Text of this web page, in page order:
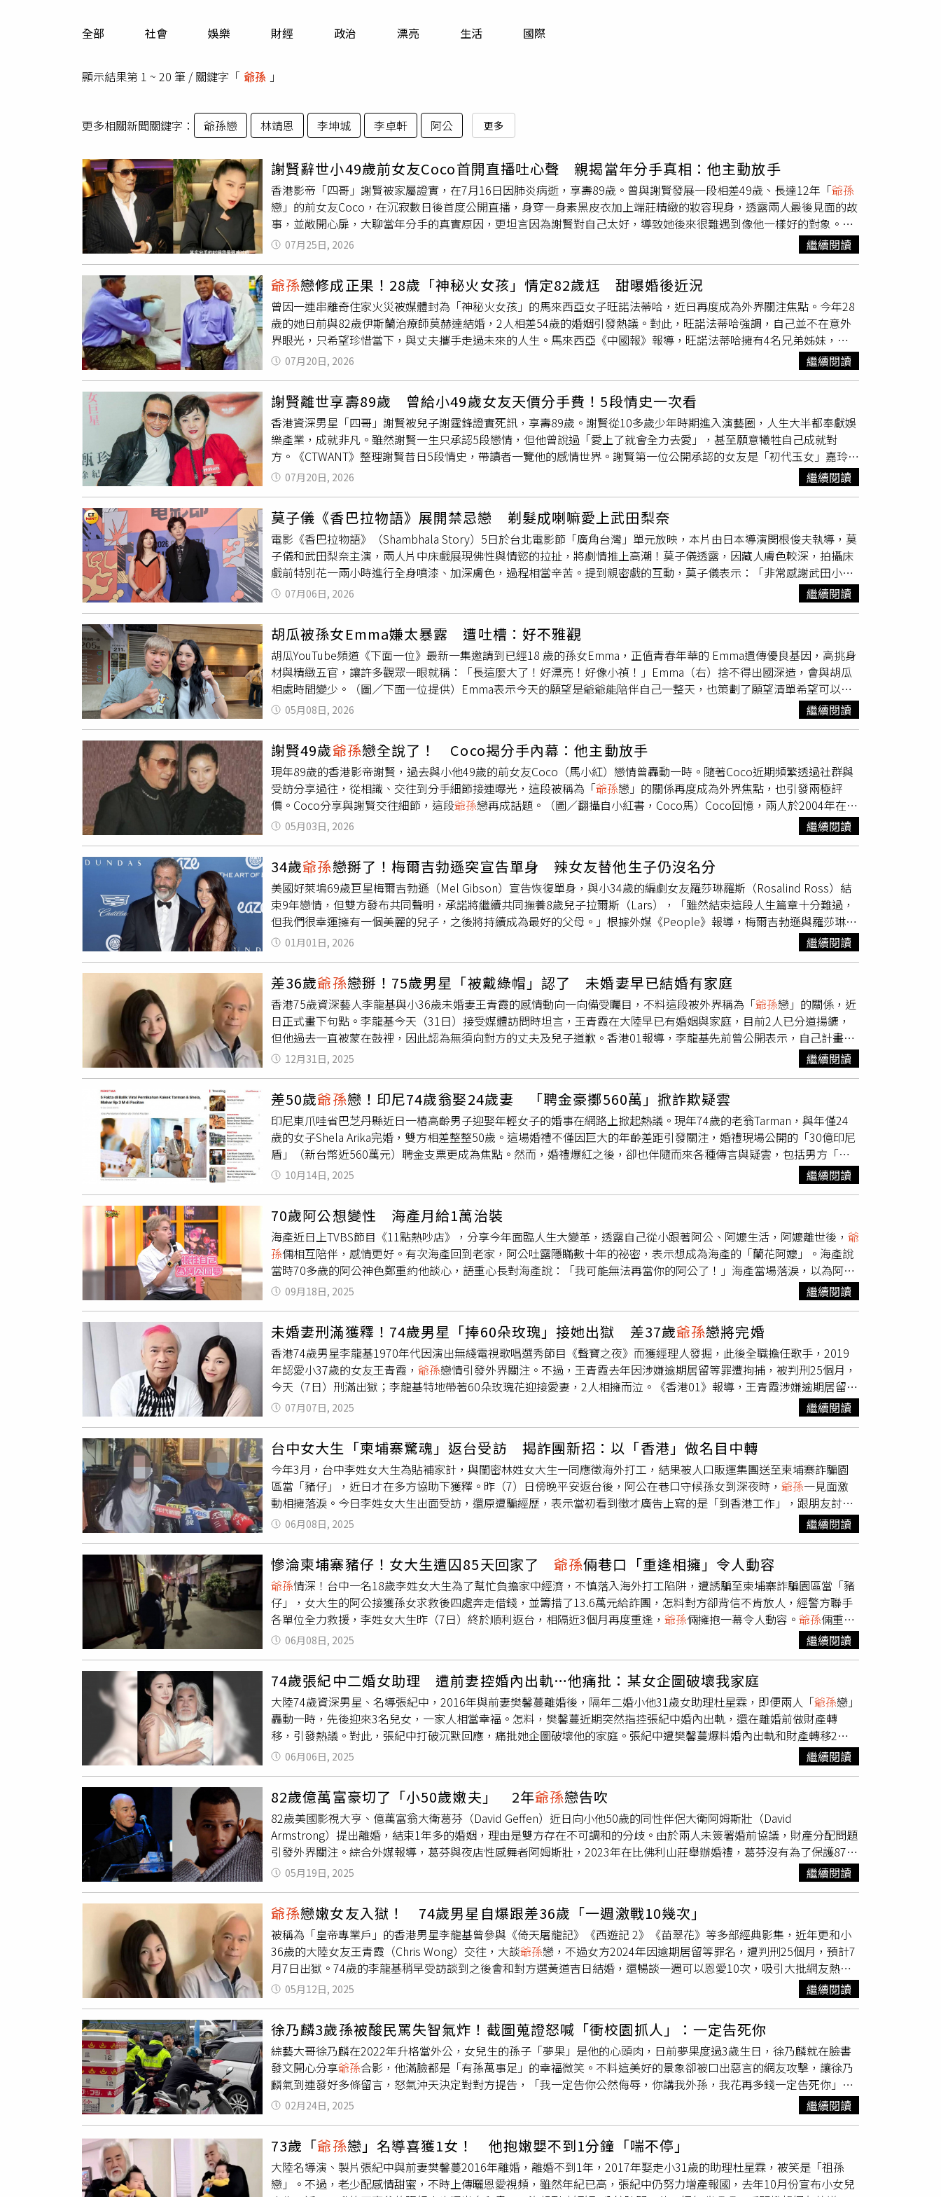
運勢
全部 社會 娛樂 財經 政治 漂亮 生活 國際
顯示結果第 1 ~ 20 筆 / 關鍵字「 爺孫 」
更多相關新聞關鍵字： 爺孫戀 林靖恩 李坤城 李卓軒 阿公 更多
謝賢辭世小49歲前女友Coco首開直播吐心聲 親揭當年分手真相：他主動放手
香港影帝「四哥」謝賢被家屬證實，在7月16日因肺炎病逝，享壽89歲。曾與謝賢發展一段相差49歲、長達12年「爺孫
戀」的前女友Coco，在沉寂數日後首度公開直播，身穿一身素黑皮衣加上端莊精緻的妝容現身，透露兩人最後見面的故
事，並敞開心扉，大聊當年分手的真實原因，更坦言因為謝賢對自己太好，導致她後來很難遇到像他一樣好的對象。在
謝賢辭世消息曝光後，現年41歲的Coco近日終於首度開直播，穿著一身黑的她神情難掩悲傷與落寞，她回憶兩人最後一
次見面是在2018年底，當時因好友造訪香港而共同聚餐，不料飯後的道別竟成了此生的永別；Coco也感性表示，「分
手的時候，我心裡其實特別難過，分開之後一晃就是這麼多年，我們再也沒能相見」。過去傳聞謝賢與Coco是在夜店認
識，但她特地闢謠表示，他們是透過朋友牽線於上海的咖啡廳認識。關於謝賢這個人，Coco大讚他私下溫暖細心且極具
紳士風範，不僅教導她投資理財，甚至在遇到經濟困難時賣掉名車相助，體貼入微的照顧讓她至今銘感於心。談及這段
跨越年齡藩籬的感情為何走入歷史，Coco坦言起因於一次行山活動，當時謝賢在登山過程中體力透支，深刻意識到自己
日漸衰老的身體機能與年輕的Coco存在無法跨越的差距，因不願耽誤女方的未來與青春，才主動選擇放手、減少聯繫。
面對這份體貼，Coco雖然極度不捨，最終仍選擇尊重對方的決定，兩人最終以一個深情的擁抱，為這段長達12年的深厚
情誼畫下句點。不過，Coco與謝賢這段刻骨銘心的經歷，也對她後來的感情生活帶來深遠影響；她直言謝賢在自己生命
中扮演著「如父、如兄、如友」的多重角色，給予了極致的寵愛，導致她分手後在擇偶時常陷入尋找相同對象的困境，
事後才發現這幾乎是無法複製的條件。
07月25日, 2026 繼續閱讀
爺孫戀修成正果！28歲「神秘火女孩」情定82歲尪 甜曝婚後近況
曾因一連串離奇住家火災被媒體封為「神秘火女孩」的馬來西亞女子旺諾法蒂哈，近日再度成為外界關注焦點。今年28
歲的她日前與82歲伊斯蘭治療師莫赫達結婚，2人相差54歲的婚姻引發熱議。對此，旺諾法蒂哈強調，自己並不在意外
界眼光，只希望珍惜當下，與丈夫攜手走過未來的人生。馬來西亞《中國報》報導，旺諾法蒂哈擁有4名兄弟姊妹，在
家中排行第二。多年前，她與家人居住在默羅德甘榜古邦特拉時，住家接連發生多起無法解釋的神秘火災，相關事件一
度被當地媒體大幅報導，也讓她因此被冠上「神秘火女孩」的稱號，長年受到外界關注。她近日受訪表示，自己與莫赫
伊斯蘭治療，因此相信莫赫達是最適合攜手共度人生的伴侶。她坦言，當初決定步入婚姻時，88歲祖母及家人都曾強烈
反對，但經過深思熟慮後，仍堅持結婚。旺諾法蒂哈提到，自己曾與1名40多歲男子結婚，但婚姻僅維持1年便告結束，
目前她已搬入夫家生活，而莫赫達共有7名子女，年齡介於42歲至61歲之間。談起過去因神秘火災事件遭受質疑，旺諾
法蒂哈坦言，曾有人懷疑她精神狀況有問題，那段日子相當難熬，隨著婚後生活逐漸步上軌道，也讓她感受到久違的平
靜與幸福。對於外界關注雙方相差54歲的年齡差距，旺諾法蒂哈表示，年齡並不是2人之間的障礙。她笑稱，儘管每次
與丈夫一同外出，2人常被誤認為是祖孫，但自己並不在意外界眼光，只希望珍惜當下，與丈夫攜手走過未來的人生。
07月20日, 2026 繼續閱讀
謝賢離世享壽89歲 曾給小49歲女友天價分手費！5段情史一次看
香港資深男星「四哥」謝賢被兒子謝霆鋒證實死訊，享壽89歲。謝賢從10多歲少年時期進入演藝圈，人生大半都奉獻娛
樂產業，成就非凡。雖然謝賢一生只承認5段戀情，但他曾說過「愛上了就會全力去愛」，甚至願意犧牲自己成就對
方。《CTWANT》整理謝賢昔日5段情史，帶讀者一覽他的感情世界。謝賢第一位公開承認的女友是「初代玉女」嘉玲，
兩人曾合作過《花花公子》、《歡喜冤家》和《山盟海誓》等，有傳出嘉玲還是謝賢的初戀，但兩人最後因謝賢太貪
玩，加上嘉玲當時也愛上一名泰國男子，才宣告戀情掰了。分手嘉玲後的謝賢遇到蕭芳芳，但兩人戀情沒維持太久，同
樣因為他貪玩的性格，最後分手。而謝賢的第三位愛人就是甄珍，傳聞當時甄珍的美貌讓謝賢只是在雜誌上看到，就一
見傾心，隨即展開跨海追求，在1974年3月與甄珍交往，更在甄珍母親不知情的狀況下，辦理結婚手續，當時為台港演
藝圈投下震撼彈，也令雙方粉絲都很震驚，不過這段婚姻僅維持3年。不過謝賢與甄珍雖然離婚，但2019年甄珍出書
時，謝賢更特地前來站台；甄珍身體不適兩度住院時，謝賢還曾捧玫瑰花探病。當時離婚後的謝賢沒有維持單身太久，
1978年2月他開始追求香港女星狄波拉，在1979年宣布再婚，婚後生下一對子女謝霆鋒和謝婷婷，不過在1995年謝賢與
狄波拉宣布離婚。CoCo（中）曾上節目分享與謝賢的交往經過。（圖／翻攝自微博）後來最令外界震驚的是，謝賢曾有
戀」，與小他49歲的上海圈外人CoCo交往，但兩人分分合合，在2019年分手。這段戀情告吹後，更傳出
謝賢給女方港幣2000萬元（約新台幣8000萬元）天價分手費，只為了感謝她的陪伴，而謝賢曾在節目中坦言，與CoCo
交往只是為了吃飯、跳舞，排解內心寂寞而已。謝霆鋒透過社群證實父親謝賢死訊，「我的父親謝賢已經離開我們
了。」並提到，他的父親一生都奉獻給影視與娛樂，把歡樂和笑容帶給觀眾，即便在小時候曾見過父親苦惱低落的時
刻，「但無論怎麼樣，他始終堅持以最完美的狀態出現在螢幕前。」接著，謝霆鋒感性地說，父親把「表演必須繼續下
去」這句話常掛在嘴邊，向大家表示，「如果想起四哥、想起我父親，不用哭，也不必太傷心，他會覺得那樣不夠瀟
灑。我們只要把他那個永遠充滿魅力、充滿笑容的完美身影長留在心中，便足夠了。」
07月20日, 2026 繼續閱讀
莫子儀《香巴拉物語》展開禁忌戀 剃髮成喇嘛愛上武田梨奈
電影《香巴拉物語》（Shambhala Story）5日於台北電影節「廣角台灣」單元放映，本片由日本導演関根俊夫執導，莫
子儀和武田梨奈主演，兩人片中床戲展現佛性與情慾的拉扯，將劇情推上高潮！莫子儀透露，因藏人膚色較深，拍攝床
戲前特別花一兩小時進行全身噴漆、加深膚色，過程相當辛苦。提到親密戲的互動，莫子儀表示：「非常感謝武田小姐
的信任，因為片中情感極其糾結掙扎，角色第一次感受到愛與慾望，那種人性與佛性戒律之間的拉扯至今仍讓我印象深
刻。」武田梨奈也說，這場親密戲是基於對彼此的全然信任去完成，導演希望他們演繹出過去從未有過的罪惡感與情緒
張力，直說：「對角色或演員來說，都是人生大轉變的一場戲。」《香巴拉物語》改編自一場橫跨印度、日本兩地的信
仰與情感拉扯的故事。劇情描述一位年輕喇嘛從印度大吉嶺啟程前往日本精進修行，途中遇上一對在現實夾縫中掙扎求
生的爺孫，隨著相處日漸加深，禁忌情愫也在喇嘛與剛出獄不久的女子之間悄悄滋長。莫子儀在片中剃去頭髮飾演僧侶
一角，全片以日語、英語交錯演出，細膩詮釋角色在信仰與欲望之間的兩難；武田梨奈則飾演這位在人生低谷中摸索方
向的孫女，兩人之間層層堆疊的情感張力，也是本片最受矚目的看點之一。本片是導演関根俊夫的首部劇情長片，去年
曾入選大阪亞洲電影節，此次受邀在台北電影節「廣角台灣」單元進行放映，映後導演偕同製片藤原環，與莫子儀、武
田梨奈一同出席座談，與現場上百位影迷近距離交流拍攝過程與角色詮釋，映後互動氣氛熱烈。《香巴拉物語》（左
起）導演関根俊夫、演員武田梨奈、莫子儀、製片藤原環一同出席台北電影節記者會。（圖／黃耀徵攝）談及在台灣首
映的心情，導演関根俊夫開心表示，這部作品在各國上映都獲得許多好評，這次終於來到台灣公開上映，他迫不及待想
聽到台灣觀眾的回饋。関根俊夫也大方透露，當初選擇莫子儀當男主角是一個大挑戰，因為題材涉及宗教文化，原先屬
意找西藏演員卻碰壁，後來有人推薦莫子儀，雖然面臨龐大的語言考驗，但莫子儀在沒有人督促的情況下，前後花了半
年的時間自動自發做研究，主動積極地學習藏文、日語、英語、文化及宗教領域，甚至親自去寺廟觀摩。関根俊夫說：
「有些日本的藏傳佛教人士看完電影，都非常驚訝，認為莫子儀散發的氣息完全就是真正的僧侶！回頭想想真的很慶幸
選擇了他。」片中飾演藏傳佛教的僧侶，莫子儀在開拍前不僅深入理解宗教脈絡、學習念經，更每天早晚各做100次的
頂禮大禮拜。莫子儀還透露，當時曾有幸拜見仁波切，他特別請教了關於僧侶嚴格戒律的問題，「這角色碰了女生是否
就犯了戒律？仁波切告訴我，如果心中沒有雜念只是單純想幫助對方，其實不算是犯戒，真正的戒律是存在心裡的。」
讓他深刻體悟到戒律不是死的，犯戒更像是一種隱喻，電影想傳達的是即便犯了錯，依然沒有失去做人的資格，依然能
為想好好活下去的對象奉獻生命，這是一部帶給人希望與愛的溫暖作品。講起如何培養默契？莫子儀認為，大家從東
京、印度大吉嶺到富士山腳，遙遠又艱辛的拍攝旅程，讓所有人自然產生濃厚的「革命情感」。武田梨奈更感動分享，
有次深夜拍攝到一半，莫子儀竟貼心帶著補品來探班，溫柔的特質讓她極具信賴感，成為彼此最重要的夥伴。值得一提
的是，《香巴拉物語》在台北電影節開賣後即迅速售罄，可見台灣影迷對莫子儀與武田梨奈這對組合的高度期待。而在
影展場次之外，本片也已確定將於今年7月24日在台灣正式院線上映，讓錯過影展場次的觀眾仍有機會進戲院一睹這段
跨國禁忌情感戲碼。
07月06日, 2026 繼續閱讀
胡瓜被孫女Emma嫌太暴露 遭吐槽：好不雅觀
胡瓜YouTube頻道《下面一位》最新一集邀請到已經18 歲的孫女Emma，正值青春年華的 Emma遺傳優良基因，高挑身
材與精緻五官，讓許多觀眾一眼就稱：「長這麼大了！好漂亮！好像小禎！」Emma（右）捨不得出國深造，會與胡瓜
相處時間變少。（圖／下面一位提供）Emma表示今天的願望是爺爺能陪伴自己一整天，也策劃了願望清單希望可以一
起完成。第一站她帶胡瓜前往潮流服飾店進行穿搭大改造，沒想到彼此的時尚觀念天差地遠，過程中一下是褲子太小拉
鍊拉不起來，一下是衣著太暴露，慘遭Emma吐槽：「好不雅觀喔！」不過胡瓜也當場豪氣買下孫女稱讚的球鞋，更開
輕人獨有的交友方式，在Emma擲茭求紅線時，胡瓜在旁邊百般阻擋，看出是捨不得孫女談戀愛。沒想到新奇的交友方
式讓胡瓜自己玩的不亦樂乎，玩起快問快答，胡瓜調皮的個性讓孫女Emma感到無奈，讓胡瓜表示；「爺孫倆很難溝
通，很不耐煩！」最後兩人在空中花園欣賞台北市夜景，一邊談心，面對孫女即將步入大學生活，胡瓜展現出感性的一
面，問到Emma是否想出國念書，Emma坦言很掙扎，想增加眼界可是又捨不得和家人一起相處的時光，認為有些遺憾
不能被彌補，也對胡瓜溫馨告白：「如果出國我就看不到你了！」此話一出讓胡瓜心頭充滿暖意。胡瓜感嘆從當年
Emma出生時，是他與李進良親手為她蓋下腳印，到現在成年後到自己頻道擔任來賓，有機會可以訪問到自己孫女，胡
瓜感觸良多，爺孫倆也第一次有機會能共度專屬兩人的時光。Emma 叮嚀爺爺要定期健康檢查，胡瓜也感性囑咐孫女：
「希望妳隨心所欲，要快樂！」兩人溫馨擁抱，感情又更為濃厚。
05月08日, 2026 繼續閱讀
謝賢49歲爺孫戀全說了！ Coco揭分手內幕：他主動放手
現年89歲的香港影帝謝賢，過去與小他49歲的前女友Coco（馬小紅）戀情曾轟動一時。隨著Coco近期頻繁透過社群與
受訪分享過往，從相識、交往到分手細節接連曝光，這段被稱為「爺孫戀」的關係再度成為外界焦點，也引發兩極評
價。Coco分享與謝賢交往細節，這段爺孫戀再成話題。（圖／翻攝自小紅書，Coco馬）Coco回憶，兩人於2004年在上
海一間飯店大廳初次相遇，當時謝賢西裝筆挺、手持雪茄的形象讓她印象深刻，直言一見面就被氣場吸引。隔日男方主
動邀約用餐，她笑稱自己當時刻意「欲擒故縱」，表面推辭，實際上已準備赴約。用餐後兩人前往機場，在寒冷天氣
開積極追求。Coco透露，對方曾準備名牌禮服邀她出席活動，並附上字條表示珠寶為向女兒謝婷婷借用、需歸還，語氣
帶有幽默感。此外，她也提到當年心中的偶像其實是方中信，謝賢甚至曾在與對方打球時半開玩笑比較誰較帥，展現自
信一面。Coco重提與謝賢相識與分手過程，外界評價兩極。（圖／翻攝自小紅書，Coco馬）兩人戀情維持約12年，期
間多次公開同框，儘管因年齡差距備受關注，但關係仍持續發展。謝賢除日常照顧外，也曾資助Coco赴英國進修。外界
一度盛傳分手時涉及約2000萬港幣補償，但Coco對此未正面證實。針對分手原因，Coco首度鬆口表示，兩人並非因爭
執分開，而是隨著時間推移，謝賢逐漸意識到彼此年齡與身體狀況差距。她回憶，某次一同爬山時，對方開始勸她多外
出發展事業，不要長時間待在香港，「他是很想成就我要做的事業」，讓她逐漸感受到對方希望她擁有新的生活。2018
年底，Coco在長時間未回香港後前往探望謝賢，兩人最後一次見面時相擁道別。她轉述謝賢當時表示，未來若遇到合適
對象，一定要帶來給他看看，並強調不希望她受到傷害。這段對話也被視為兩人正式告別的象徵。Coco坦言，當時已明
白這段感情走到終點，之後雙方僅透過電話聯繫，未再見面。她表示，這段關係從愛情轉化為親情，「十幾年沒有愧對
彼此」，但仍曾為此獨自落淚。此外，Coco也表示，雖然戀情備受關注，但自己更看重兩人之間的情感連結。隨著她多
次公開談論舊情，網友評價呈現兩極，有人質疑過度消費前任，也有人認為只是分享人生經歷。無論外界如何解讀，這
段跨越49歲年齡差的戀情，在多年後仍持續引發關注。
05月03日, 2026 繼續閱讀
34歲爺孫戀掰了！梅爾吉勃遜突宣告單身 辣女友替他生子仍沒名分
美國好萊塢69歲巨星梅爾吉勃遜（Mel Gibson）宣告恢復單身，與小34歲的編劇女友羅莎琳羅斯（Rosalind Ross）結
束9年戀情，但雙方發布共同聲明，承諾將繼續共同撫養8歲兒子拉爾斯（Lars），「雖然結束這段人生篇章十分難過，
但我們很幸運擁有一個美麗的兒子，之後將持續成為最好的父母。」根據外媒《People》報導，梅爾吉勃遜與羅莎琳羅
斯約在1年前已低調分開，兩人仍維持友好關係，共同撫養8歲的兒子拉爾斯。據悉，兩人於2014年透過共同好友認識並
開始交往，並在2017年迎來兒子拉爾斯，當時梅爾吉勃遜還以《鋼鐵英雄》入圍奧斯卡最佳導演獎，當時感性表示，
年子女。他與前妻羅賓·摩爾（Robyn Moore）育有女兒漢娜（Hannah）及6名兒子克里斯汀（Christian）、愛德華
（Edward）、威廉（William）、路易斯（Louis）、米洛（Milo）與托馬斯（Thomas）；以及與女歌手兼鋼琴家奧克
莎娜·格里戈里耶娃（Oksana Grigorieva）育有一名16歲女兒露西亞（Lucia），二人於2010年分手。在2024年9月
時，梅爾吉勃遜最小的兩個孩子露西亞與拉爾斯曾一同陪伴他出席電影《怪誕夏日》（Monster Summer）在洛杉磯首
映會的紅毯。在2025年1月，梅爾吉勃遜與羅莎琳羅斯位於馬里布（Malibu）的住處，因洛杉磯野火被焚毀，當時他因
工作不在家，所幸家人與寵物皆安全撤離，事後他受採訪時表示，「家人與所愛的人都安然無恙，這才是我真正關心
的。」目前梅爾吉勃遜正籌拍《受難記：最後的激情》（The Resurrection of the Christ），作為他2004年聖經題材作
品《受難記》（The Passion of the Christ）的續集。該片預計分為上下兩部上映，上部暫定於2027年3月26日（耶穌受
難日）於全美上映。
01月01日, 2026 繼續閱讀
差36歲爺孫戀掰！75歲男星「被戴綠帽」認了 未婚妻早已結婚有家庭
香港75歲資深藝人李龍基與小36歲未婚妻王青霞的感情動向一向備受矚目，不料這段被外界稱為「爺孫戀」的關係，近
日正式畫下句點。李龍基今天（31日）接受媒體訪問時坦言，王青霞在大陸早已有婚姻與家庭，目前2人已分道揚鑣，
但他過去一直被蒙在鼓裡，因此認為無須向對方的丈夫及兒子道歉。香港01報導，李龍基先前曾公開表示，自己計畫在
年底迎娶王青霞，今年7月更親自捧著玫瑰花迎接她出獄，展現深情一面。然而，王青霞之後一直行蹤低調，直至
YouTuber「導遊哥哥」爆料，指她早於2007年在廣東省佛山市與1名陳姓男子結婚，並育有1名現年16歲的兒子，消息
引發外界譁然。李龍基透露，王青霞返回大陸娘家後，雙方聯絡逐漸減少，直到冬至前後才正式分開，自己也在過程中
才明白原來成了第三者。他表示，2人曾理性溝通，決定和平分手，未來仍會保持聯絡。談及親眼看到王青霞與丈夫及
家人共度冬至的畫面，李龍基坦言內心難受，但並未責怪對方，認為她多年來也帶給自己不少快樂。至於是否感到愧
疚，他多次強調，自己是在不知情的情況下投入感情，僅會送上祝福。李龍基也表示，對未來感情仍抱持開放態度，並
不排斥再談「爺孫戀」。
12月31日, 2025 繼續閱讀
差50歲爺孫戀！印尼74歲翁娶24歲妻 「聘金豪擲560萬」掀詐欺疑雲
印尼東爪哇省巴芝丹縣近日一樁高齡男子迎娶年輕女子的婚事在網路上掀起熱議。現年74歲的老翁Tarman，與年僅24
歲的女子Shela Arika完婚，雙方相差整整50歲。這場婚禮不僅因巨大的年齡差距引發關注，婚禮現場公開的「30億印尼
盾」（新台幣近560萬元）聘金支票更成為焦點。然而，婚禮爆紅之後，卻也伴隨而來各種傳言與疑雲，包括男方「落
跑」、聘金支票真偽、甚至過往曾涉詐騙前科等爭議，讓整起事件越演越烈。而外媒《Netralnews》也統整出六大關鍵
原因。首先，根據印尼當地媒體報導，這場婚禮發生在東爪哇省巴芝丹縣一個小村莊。新郎Tarman來自中爪哇省卡蘭加
尼亞（Karanganyar）賈蒂普羅（Jatipuro）地區，已高齡74歲；新娘Shela Arika則為當地居民，年僅24歲，這段「
孫戀」一曝光即引起社群網路大量討論。而兩人婚禮畫面在網路上廣為流傳，畫面中清楚可見主持婚禮的宗教人員宣
布，男方以「一套祈禱用具」與一張面額30億印尼盾（約新台幣556萬元）的支票作為聘金，並當場於婚禮舞台上展
示。不過根據參與婚禮的紀錄攝影團隊透露，在婚禮前夕所聽聞的聘金金額原為10億盾（約新台幣185萬元），直至正
式儀式才臨時「升級」為3億盾，讓部分親友感到驚訝。此外，婚禮曝光後不久，社群平台上開始流傳Tarman疑似「騙
婚」後帶走女方家屬的機車逃跑的消息，引起外界譁然。不過，當地警方已出面澄清，表示傳聞並不屬實，Tarman與
Shela目前正在鄰近地區度蜜月。報導指出，此案更令人質疑的部分，是婚禮上所展示的30億印尼盾支票是否具真實效
力。許多村民懷疑該支票可能僅是道具或無法兌現，至今也尚未有公開資料證實該金額是否已實際轉帳或兌現。更引人
注目的是，有當地居民透露Tarman曾在卡蘭加尼亞地區因詐欺案遭到拘留，雖然無法確認其刑責紀錄細節，但這一背景
也讓外界對整起婚姻多所保留。另當地村長Haris Kuswanto受訪時表示，該婚禮已通過合法登記，符合印尼宗教與民事
婚姻法規，但他對事件爆紅與大量關注也感到意外。報導最後提到，此事件疑點仍多，目前包括聘金支票是否兌現、實
際婚姻動機，尤其是年齡差距與財務條件等核心問題，都尚未獲得當事人明確說明。不過外界關心這段婚姻背後是否存
在不當目的，尚待進一步釐清。
10月14日, 2025 繼續閱讀
70歲阿公想變性 海產月給1萬治裝
海產近日上TVBS節目《11點熱吵店》，分享今年面臨人生大變革，透露自己從小跟著阿公、阿嬤生活，阿嬤離世後， 爺
孫倆相互陪伴，感情更好。有次海產回到老家，阿公吐露隱瞞數十年的祕密，表示想成為海產的「蘭花阿嬤」。海產說
當時70多歲的阿公神色鄭重約他談心，語重心長對海產說：「我可能無法再當你的阿公了！」海產當場落淚，以為阿公
生病要交代後事，邊流淚邊抱著阿公安慰：「不要亂說，你一定會長命！」阿公摸著海產的頭，悠悠地說：「我不能當
你的阿公，我想當你的阿嬤！」隨後從櫃子拿出一本「蘭花日記」，對著海產傾吐塵封多年的變性心願。海產阿公訴說
之後改以「蘭花阿嬤」稱呼，海產每個月還給1萬元孝親費，讓蘭花阿嬤治裝，完成自己的心願。由於故事太離奇，其
他來賓大表懷疑，拱海產帶「蘭花阿嬤」上節目，趙正平甚至撂話，只要「蘭花阿嬤」願意現身，自掏腰包送出5萬元
通告費，詹惟中也加碼2萬元，海產一本正經允諾，表示要回家請示「蘭花阿嬤」的意願。
09月18日, 2025 繼續閱讀
未婚妻刑滿獲釋！74歲男星「捧60朵玫瑰」接她出獄 差37歲爺孫戀將完婚
香港74歲男星李龍基1970年代因演出無綫電視歌唱選秀節目《聲寶之夜》而獲經理人發掘，此後全職擔任歌手，2019
年認愛小37歲的女友王青霞， 爺孫戀情引發外界關注。不過，王青霞去年因涉嫌逾期居留等罪遭拘捕，被判刑25個月，
今天（7日）刑滿出獄；李龍基特地帶著60朵玫瑰花迎接愛妻，2人相擁而泣。《香港01》報導，王青霞涉嫌逾期居留，
被控6項罪名，包括使用虛假文書、向入境主任作出虛假陳述、管有虛假文書，以及2條違反逗留條件等，因此遭到拘
捕，最後被判刑25個月。根據香港《入境條例》，任何人違反對他有效的逗留條件，即屬犯罪，經定罪後，最高可判罰
款港幣5萬元（約新台幣20萬元）及監禁2年。報導指出，王青霞今天刑滿出獄，隨後被遞解出境，經深圳灣口岸入境內
地。今天下午2時，李龍基手捧60朵粉紅色玫瑰花，代表「分分秒秒都愛你」，現身深圳口岸的出入境大廳，焦急地等
待著未婚妻，一看到王青霞走出通道，便激動地大喊「老婆！老婆！」2人瞬間相擁，不難看出他對女方用情至深，令
人動容。據了解，李龍基曾是機械工程師，25歲時參加選秀節目被發掘，出道成為全職歌手，並於1970年代與第一任妻
子結婚，育有2女1子，但因婚外情及不懂體諒另一半而離婚，後於1990年代遷居深圳福田區，與比他年輕20多歲的第二
任妻子同居，最終仍以離婚收場，後認愛小37歲的王青霞，並承諾等對方出獄就完婚，
戀情引發外界關注。
07月07日, 2025 繼續閱讀
台中女大生「柬埔寨驚魂」返台受訪 揭詐團新招：以「香港」做名目中轉
今年3月，台中李姓女大生為貼補家計，與閨密林姓女大生一同應徵海外打工，結果被人口販運集團送至柬埔寨詐騙園
區當「豬仔」，近日才在多方協助下獲釋。昨（7）日傍晚平安返台後，阿公在巷口守候孫女到深夜時， 爺孫一見面激
動相擁落淚。今日李姓女大生出面受訪，還原遭騙經歷，表示當初看到徵才廣告上寫的是「到香港工作」，跟朋友討論
後才會去應徵。誰知出境後對方又改口稱「沒有職缺了」，才把他們騙到「金邊分公司」工作，「一上白牌車就發現跟
想像不一樣，驚覺被騙了！」據《三立新聞網》報導，李姓女大生是在Threads上看見徵才廣告，宣稱工作性質是「外
職缺了」，要帶她們改至「金邊分公司」工作。李女指出，自己從來沒出過國，也不知道金邊在柬埔寨，直到上了白牌
車後發現與想像的不一樣，這才驚覺受騙。李女表示，2人在3月13抵達香港後，隔日就被帶往柬埔寨園區工作，手機、
護照都被沒收。在園區裡，2人主要工作是做程式、廣告，每天上班時間長達12至15小時，下班後就是回宿舍洗澡睡
覺。雖然並未遭受暴力對待，但是每天的生活都被嚴格監控，相當不自由，讓她一度相當擔憂是否無法逃脫，一輩子受
困在此。李女指出，到了5月，她們找到機會傳訊息向家人求救，表示詐團要求支付每人6萬8000元台幣贖身。李女阿公
為此四處向鄰居、親友籌錢，好不容易籌出13.6萬元贖金，不料疑似遭中間人「黑吃黑」，心急的阿公只好向里長陳建
良及警方求助，所幸營救過程相當順利，終於在7日深夜平安返家。李女坦言，雖然政府、媒體不斷宣導反詐騙，但當
時只想幫忙分擔家計，又看到網路上的廣告「看起來非常正式」，待遇又有台幣3.2萬，才會在與閨蜜林女討論後決定出
發。又表示昨晚回到家後看到阿公、家人「哭了很久」，並向媒體及社會大眾致謝，感謝有眾人的幫助，他們才得以平
安返台。
06月08日, 2025 繼續閱讀
慘淪柬埔寨豬仔！女大生遭囚85天回家了 爺孫倆巷口「重逢相擁」令人動容
爺孫情深！台中一名18歲李姓女大生為了幫忙負擔家中經濟，不慎落入海外打工陷阱，遭誘騙至柬埔寨詐騙園區當「豬
仔」，女大生的阿公接獲孫女求救後四處奔走借錢，並籌措了13.6萬元給詐團，怎料對方卻背信不肯放人，經警方聯手
各單位全力救援，李姓女大生昨（7日）終於順利返台，相隔近3個月再度重逢， 爺孫倆擁抱一幕令人動容。 爺孫倆重逢
的擁抱畫面令人動容。（圖／翻攝畫面）回顧事件，李姓女大生與好友林姓女同學被海外求職廣告吸引，今年3月一同
搭機飛往香港，怎料卻遭詐團帶至柬埔寨詐騙園區囚禁，並遭勒索每人需支付6萬8000元的贖金才能離開。阿公聽見孫
女落入歹人手中後，焦急向親友、鄰居到處籌錢，終於湊齊2人的贖身費用，怎料詐團卻不肯放人繼續獅子大開口，錢
財沒了、孫女又回不來，心急如焚下這才報案求助警方。台中清水警分局獲報後，立刻通報外交部、刑事局國際刑警科
等相關單位，隨即展開救援行動，2名女大生在受困詐騙園區長達85天後，昨（7日）中午終於脫困平安抵台。得知孫女
即將返家，阿公早已站在巷口痴痴等待，爺孫倆再度團聚後，李姓女大生也難掩激動，立刻上前緊抱阿公，忍不住哽咽
落淚直呼，「阿公對不起讓你擔心了。」重逢畫面相當感人。
06月08日, 2025 繼續閱讀
74歲張紀中二婚女助理 遭前妻控婚內出軌…他痛批：某女企圖破壞我家庭
大陸74歲資深男星、名導張紀中，2016年與前妻樊馨蔓離婚後，隔年二婚小他31歲女助理杜星霖，即便兩人「爺孫戀」
轟動一時，先後迎來3名兒女，一家人相當幸福。怎料，樊馨蔓近期突然指控張紀中婚內出軌，還在離婚前做財產轉
移，引發熱議。對此，張紀中打破沉默回應，痛批她企圖破壞他的家庭。張紀中遭樊馨蔓爆料婚內出軌和財產轉移2項
惡行後，今（6）日在微博回應樊馨蔓指控，他文中將樊馨蔓稱作某女，針對財產轉移方面，他直言「兩個成年人決定
的協議離婚，何來轉移必要」，更強調自離婚9年以來前妻用各種手段迫害，無休無止。在長時間隱忍承受後，張紀中
稱前妻所有皆屬造謠汙衊，無聊至極已「懶得解釋」。除此之外，張紀中表示，他的前半生雖然有過婚姻卻無幸福，
「自與我的夫人星霖攜手，才真正體會到家之溫暖，心懷感恩」，痛批前妻企圖以任何方式破壞他現有家庭，這是他無
法容忍的，「我將傾盡一切守護我們的家！」並標記妻子杜星霖。最後張紀中很抱歉自己的私事浪費公眾資源，盼謠言
止於智者，「內心坦蕩，無虧無欠，無愧無憾」。回顧這起紛爭，張紀中前妻樊馨蔓突然公開發文，自稱被張紀中反
告，氣得開罵「沒看過這麼噁心的人」，並指控張紀中當年出軌杜星霖在先，她當時沒採用網友提供的外遇證據討公
道，只選擇盡快離婚，但沒想到自己從受害者變成被告；另外，樊馨蔓加碼抖出張紀中在離婚前將財產轉移，金額超過
上億元。張紀中在大陸是一名地位崇高的資深男星和名導，《天龍八部》、《神鵰俠侶》和《倚天屠龍記》都是他的經
典作品，他更是許多演員景仰的大前輩。不過張紀中感情生活也很精彩，他與樊馨蔓有過一段婚姻，又和神祕女子生下
一個孩子，直到娶了杜星霖才穩定下來。
06月06日, 2025 繼續閱讀
82歲億萬富豪切了「小50歲嫩夫」 2年爺孫戀告吹
82歲美國影視大亨、億萬富翁大衛葛芬（David Geffen）近日向小他50歲的同性伴侶大衛阿姆斯壯（David
Armstrong）提出離婚，結束1年多的婚姻，理由是雙方存在不可調和的分歧。由於兩人未簽署婚前協議，財產分配問題
引發外界關注。綜合外媒報導，葛芬與夜店性感舞者阿姆斯壯，2023年在比佛利山莊舉辦婚禮，葛芬沒有為了保護87億
美元的財富，而簽署婚前協議。事實上，由於葛芬的財務結構，雙方的分割可能相對簡單。據悉，自從15年前退休以
來，葛芬除了股票和股權收益外，沒有其他收入，因此這些收入不在離婚分配範圍之內。根據加州法律，接受贍養的一
方，有權獲得婚姻期限一半的配偶贍養費，這意味著阿姆斯壯將獲得1年的贍養費。阿姆斯壯獲得的金額未曝光，但葛
芬表示他將支付扶養費和阿姆斯壯的律師費。葛芬是一名企業家、製片人、電影公司高管及慈善家，同為夢工廠共同創
辦人，在娛樂圈的地位舉足輕重，根據《富比士》估算，葛芬的身家約87億美元（約新台幣2628億元）。阿姆斯壯來自
密西根州，2014年搬到佛州後從事夜店舞者工作，2年後移居紐約，2020年結識了葛芬，當時他被任命為葛芬的私人健
身教練，3年後兩人步入禮堂。
05月19日, 2025 繼續閱讀
爺孫戀嫩女友入獄！ 74歲男星自爆跟差36歲「一週激戰10幾次」
被稱為「皇帝專業戶」的香港男星李龍基曾參與《倚天屠龍記》《西遊記 2》《苗翠花》等多部經典影集，近年更和小
36歲的大陸女友王青霞（Chris Wong）交往，大談爺孫戀，不過女方2024年因逾期居留等罪名，遭判刑25個月，預計7
月7日出獄。74歲的李龍基稍早受訪談到之後會和對方選黃道吉日結婚，還暢談一週可以恩愛10次，吸引大批網友熱
議。74歲資深男星李龍基和女友王青霞，兩人因年紀相差36歲，戀情備受關注。（圖／攝自IG）根據港媒《香港01》報
導，李龍基在11日出席母親節活動時，也透露事隔一年多後終於可以與愛人相聚，相當開心。這位資深男星稍早到TVB
Plus《奇情谷》節目擔任嘉賓，在節目錄製現場，他展示了女友在獄中寫給他的 410 封情書。李龍基表示，這些信件是
王青霞抒發情感的寄託，字裡行間飽含深情。他更透露，兩人書信來往頻繁，每週都會給女友寫信，向她講述行程，也
剛好安撫她因外界流言而產生的不安情緒。李龍基也指出，王青霞一開始並不適應獄中生活，但後來坦然面對， 「兩個
月不到就可以出來了，很多陰霾已經沒有了，準備迎接光輝未來」，他坦言，自從未婚妻被羈留後，自己都會持續探望
她，「我要一直給她信心，剛開始每天都有見她，但現在每個月只有兩次，都沒有間斷」。當被追問幸福秘笈時，李龍
基還在現場深蹲30下並自豪表示，「要保養才能跟上年輕人！」至於一週恩愛的次數，他則笑回「十幾次啦」，隨後改
口表示「正常啦」。針對結婚的部份，李龍基表示，他與未婚妻相識這麼久都「還沒見家長」，原來，女方父母是反對
的，原因是年齡差距很大，但是後來她的父母開始接李龍基，「因為他們改變不了她的女兒，她的女兒喜歡這個男人，
但是我也要見一見她父母。」
05月12日, 2025 繼續閱讀
徐乃麟3歲孫被酸民罵失智氣炸！截圖蒐證怒喊「衝校園抓人」：一定告死你
綜藝大哥徐乃麟在2022年升格當外公，女兒生的孫子「夢果」是他的心頭肉，日前夢果度過3歲生日，徐乃麟就在臉書
發文開心分享爺孫合影，他滿臉都是「有孫萬事足」的幸福微笑。不料這美好的景象卻被口出惡言的網友攻擊，讓徐乃
麟氣到連發好多條留言，怒氣沖天決定對對方提告，「我一定告你公然侮辱，你講我外孫，我花再多錢一定告死你」。
徐乃麟開嗆酸民。（圖／翻攝徐乃麟臉書）徐乃麟氣到要到天涯海角找人。（圖／翻攝徐乃麟臉書）該名網友在臉書留
言「像你這樣的失智違停仔大概也只會生出失智違停仔，呵呵」，拿出徐乃麟之前被開違停的事蹟亂罵一通，愛孫、寵
孫的徐乃麟根本無法忍下這口氣，直接開戰該名網友，憤怒表示：「我沒有告死你我絕對不罷休！」甚至查到對方所念
的學校，喊話會親自到學校找他，「明天我會找警察到學校提告，你不要考驗我的態度及能力，我一向說到做到，尤其
你講我的外孫我的絕對不會放過你，你在天涯海角我都會找到你，我絕對不會放過你」。徐乃麟23日受訪才透露自己買
了玩具、包了紅包給「夢果」當3歲生日禮物，認為孩子還小，不用常常給太多物質上的東西，「小孩子不要讓他好像
02月24日, 2025 繼續閱讀
73歲「爺孫戀」名導喜獲1女！ 他抱嫩嬰不到1分鐘「喘不停」
大陸名導演、製片張紀中與前妻樊馨蔓2016年離婚，離婚不到1年，2017年娶走小31歲的助理杜星霖，被笑是「祖孫
戀」。不過，老少配感情甜蜜，不時上傳曬恩愛視頻，雖然年紀已高，張紀中仍努力增產報國，去年10月份宣布小女兒